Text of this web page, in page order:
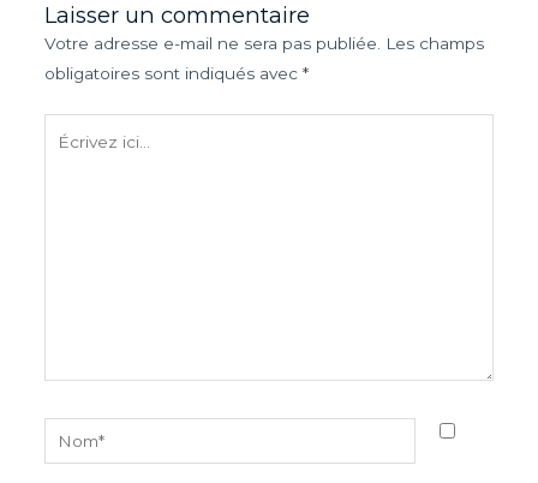
Laisser un commentaire
Votre adresse e-mail ne sera pas publiée.
Les champs
obligatoires sont indiqués avec *